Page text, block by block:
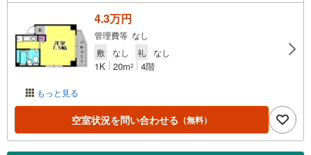
もっと見る
4.3万円
管理費等 なし
敷
なし 礼 なし
1K 20m2 4階
空室状況を問い合わせる （無料）